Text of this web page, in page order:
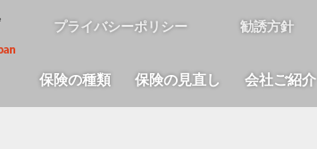
プライバシーポリシー 勧誘方針
保険の種類 保険の見直し 会社ご紹介